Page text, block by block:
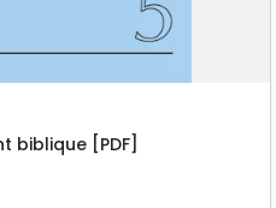
biblique [PDF]